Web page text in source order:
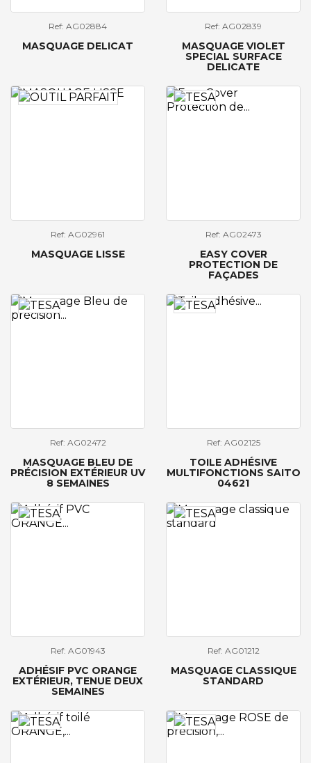
Ref: AG02884
MASQUAGE DELICAT
Ref: AG02839
MASQUAGE VIOLET
SPECIAL SURFACE
DELICATE
Ref: AG02961
MASQUAGE LISSE
Ref: AG02473
EASY COVER
PROTECTION DE
FAÇADES
Ref: AG02472
MASQUAGE BLEU DE
PRÉCISION EXTÉRIEUR UV
8 SEMAINES
Ref: AG02125
TOILE ADHÉSIVE
MULTIFONCTIONS SAITO
04621
Ref: AG01943
ADHÉSIF PVC ORANGE
EXTÉRIEUR, TENUE DEUX
SEMAINES
Ref: AG01212
MASQUAGE CLASSIQUE
STANDARD